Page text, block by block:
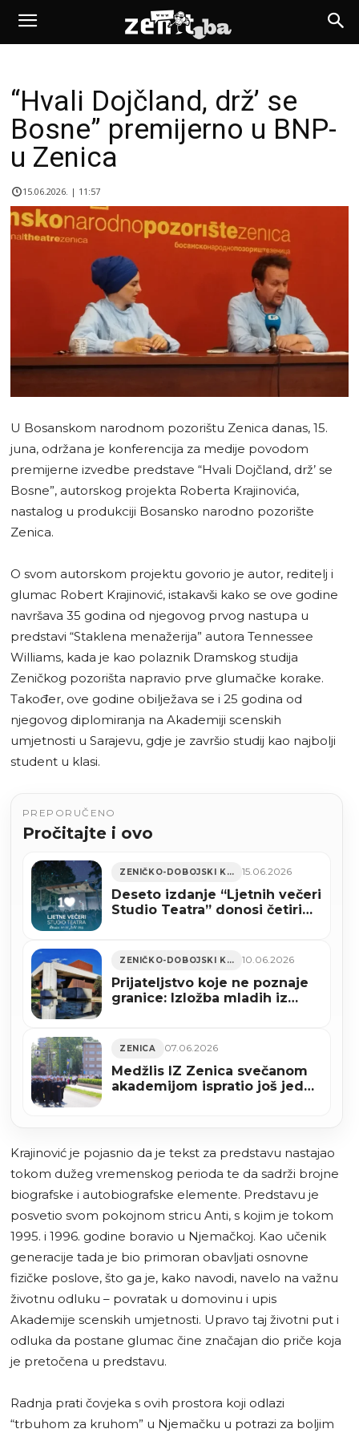
“Hvali Dojčland, drž’ se
Bosne” premijerno u BNP-
u Zenica
15.06.2026. | 11:57
U Bosanskom narodnom pozorištu Zenica danas, 15.
juna, održana je konferencija za medije povodom
premijerne izvedbe predstave “Hvali Dojčland, drž’ se
Bosne”, autorskog projekta Roberta Krajinovića,
nastalog u produkciji Bosansko narodno pozorište
Zenica.
O svom autorskom projektu govorio je autor, reditelj i
glumac Robert Krajinović, istakavši kako se ove godine
navršava 35 godina od njegovog prvog nastupa u
predstavi “Staklena menažerija” autora Tennessee
Williams, kada je kao polaznik Dramskog studija
Zeničkog pozorišta napravio prve glumačke korake.
Također, ove godine obilježava se i 25 godina od
njegovog diplomiranja na Akademiji scenskih
umjetnosti u Sarajevu, gdje je završio studij kao najbolji
student u klasi.
PREPORUČENO
Pročitajte i ovo
ZENIČKO-DOBOJSKI KANTON 15.06.2026
Deseto izdanje “Ljetnih večeri
Studio Teatra” donosi četiri
ZENIČKO-DOBOJSKI KANTON 10.06.2026
Prijateljstvo koje ne poznaje
granice: Izložba mladih iz
ZENICA 07.06.2026
Medžlis IZ Zenica svečanom
akademijom ispratio još jednu
Krajinović je pojasnio da je tekst za predstavu nastajao
tokom dužeg vremenskog perioda te da sadrži brojne
biografske i autobiografske elemente. Predstavu je
posvetio svom pokojnom stricu Anti, s kojim je tokom
1995. i 1996. godine boravio u Njemačkoj. Kao učenik
generacije tada je bio primoran obavljati osnovne
fizičke poslove, što ga je, kako navodi, navelo na važnu
životnu odluku – povratak u domovinu i upis
Akademije scenskih umjetnosti. Upravo taj životni put i
odluka da postane glumac čine značajan dio priče koja
je pretočena u predstavu.
Radnja prati čovjeka s ovih prostora koji odlazi
“trbuhom za kruhom” u Njemačku u potrazi za boljim